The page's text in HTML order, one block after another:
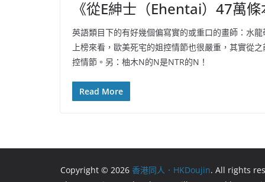
《從E紳士（Ehentai）47萬
英語類目下的有好幾個偏寫實的或重口的畫師：水
上榜來看，歐美死宅的姐控情節也很嚴重，其實從
控情節。另：柚木N的N是NTR的N！
Read More
Copyright © 2026 香港同人．HKDoujin. All rights